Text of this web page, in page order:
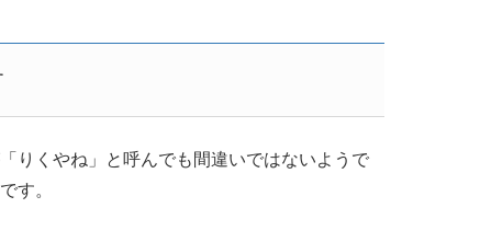
りくやね」と呼んでも間違いではないようで
す。